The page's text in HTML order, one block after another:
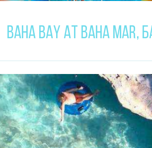
BAHA BAY AT BAHA MAR,